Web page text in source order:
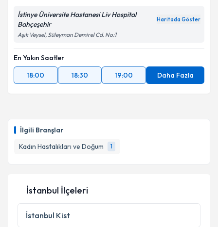
İlgili Branşlar
Kadın Hastalıkları ve Doğum
1
İstinye Üniversite Hastanesi Liv Hospital
Bahçeşehir
Haritada Göster
Aşık Veysel, Süleyman Demirel Cd. No:1
En Yakın Saatler
18:00
18:30 19:00 Daha Fazla
İstanbul İlçeleri
İstanbul Kist